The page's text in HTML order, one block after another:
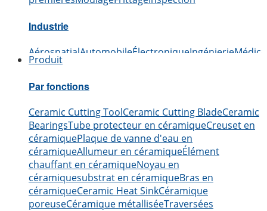
Industrie
AérospatialAutomobileÉlectroniqueIngénierie
Produit
Par fonctions
Ceramic Cutting ToolCeramic Cutting BladeCeramic
BearingsTube protecteur en céramiqueCreuset en
céramiquePlaque de vanne d'eau en
céramiqueAllumeur en céramiqueÉlément
chauffant en céramiqueNoyau en
céramiquesubstrat en céramiqueBras en
céramiqueCeramic Heat SinkCéramique
poreuseCéramique métalliséeTraversées